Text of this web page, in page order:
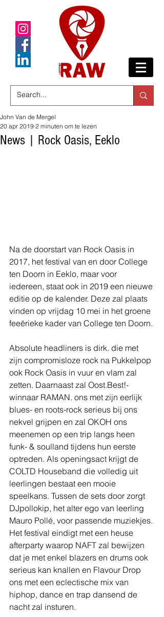
News | Rock Oasis, Eeklo
John Van de Mergel
20 apr 2019 2 minuten om te lezen
Na de doorstart van Rock Oasis in
2017, het festival van en door College
ten Doorn in Eeklo, maar voor
iedereen, staat ook in 2019 een nieuwe
editie op de kalender. Deze zal plaats
vinden op vrijdag 10 mei in het groene
feeërieke kader van College ten Doorn.
Absolute headliners is dirk. die met
zijn compromisloze rock na Pukkelpop
ook Rock Oasis in vuur en vlam zal
zetten. Daarnaast zal Oost.Best!-
winnaar RAMAN. ons met zijn eerlijk
blues- en roots-rock serieus bij ons
nekvel grijpen en zal OKOH ons
meenemen op een trip langs heen
funk- & soulland tijdens hun eerste
optreden. Als openingsact krijgt de
COLTD Houseband die volledig uit
leerlingen bestaat een mooie
speelkans. Tussen de sets door zorgt
DJpollokip, het alter ego van leerling
Mauro Pollé, voor passende muziekjes.
Het festival eindigt met een heuse
afterparty waarop NAFT zal bewijzen
dat je met enkel blazers en drums ook
serieus kan knallen en Flavour Drop
ons met een eclectische mix van
hiphop, dance en trap dansend de
nacht zal insturen.